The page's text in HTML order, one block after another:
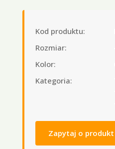
Kod produktu:
Rozmiar:
Kolor:
Kategoria:
Zapytaj o produkt